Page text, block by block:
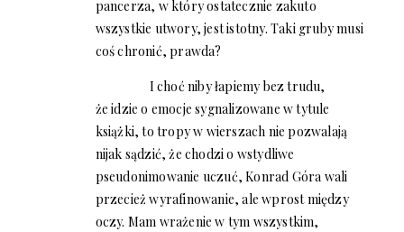
pancerza, w który ostatecznie zakuto
wszystkie utwory, jest istotny. Taki gruby musi
coś chronić, prawda?
I choć niby łapiemy bez trudu,
że idzie o emocje sygnalizowane w tytule
książki, to tropy w wierszach nie pozwalają
nijak sądzić, że chodzi o wstydliwe
pseudonimowanie uczuć, Konrad Góra wali
przecież wyrafinowanie, ale wprost między
oczy. Mam wrażenie w tym wszystkim,